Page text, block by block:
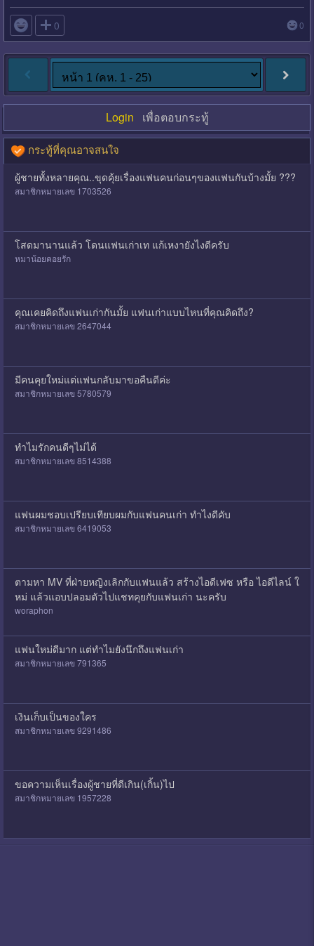
 0 0
Login เพื่อตอบกระทู้
กระทู้ที่คุณอาจสนใจ
ผู้ชายทั้งหลายคุณ..ขุดคุ้ยเรื่องแฟนคนก่อนๆของแฟนกันบ้างมั้ย ???
สมาชิกหมายเลข 1703526
โสดมานานแล้ว โดนแฟนเก่าเท แก้เหงายังไงดีครับ
หมาน้อยคอยรัก
คุณเคยคิดถึงแฟนเก่ากันมั้ย แฟนเก่าแบบไหนที่คุณคิดถึง?
สมาชิกหมายเลข 2647044
มีคนคุยใหม่แต่แฟนกลับมาขอคืนดีค่ะ
สมาชิกหมายเลข 5780579
ทำไมรักคนดีๆไม่ได้
สมาชิกหมายเลข 8514388
แฟนผมชอบเปรียบเทียบผมกับแฟนคนเก่า ทำไงดีคับ
สมาชิกหมายเลข 6419053
ตามหา MV ที่ฝ่ายหญิงเลิกกับแฟนแล้ว สร้างไอดีเฟซ หรือ ไอดีไลน์ ใ
หม่ แล้วแอบปลอมตัวไปแชทคุยกับแฟนเก่า นะครับ
woraphon
แฟนใหม่ดีมาก แต่ทำไมยังนึกถึงแฟนเก่า
สมาชิกหมายเลข 791365
เงินเก็บเป็นของใคร
สมาชิกหมายเลข 9291486
ขอความเห็นเรื่องผู้ชายที่ดีเกิน(เกิ้น)ไป
สมาชิกหมายเลข 1957228